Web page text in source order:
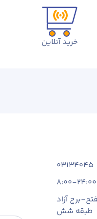
خرید آنلاین
03134045
8:00-24:00
برج آزاد
طبقه شش